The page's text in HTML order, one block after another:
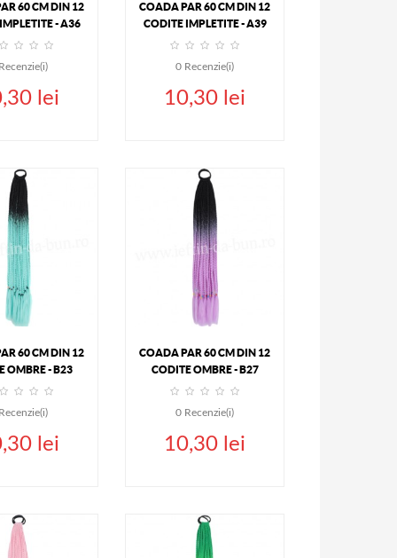
60 CM DIN 12
- A36
lei
IN COS
DETALII
COADA PAR 60 CM DIN 12
CODITE IMPLETITE - A39
0 Recenzie(i)
10,30 lei
ADAUGA IN COS
DETALII
60 CM DIN 12
OMBRE - B23
lei
IN COS
DETALII
COADA PAR 60 CM DIN 12
CODITE OMBRE - B27
0 Recenzie(i)
10,30 lei
ADAUGA IN COS
DETALII